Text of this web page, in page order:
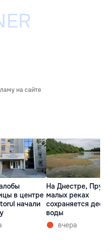
на сайте
в центре
начали
На Днестре,
малых реках
сохраняется
воды
вчера